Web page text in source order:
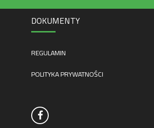
DOKUMENTY
REGULAMIN
POLITYKA PRYWATNOŚCI